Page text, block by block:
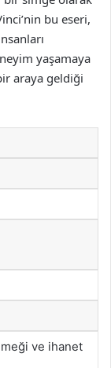
bu eseri,
yaşamaya
araya geldiği
ve ihanet